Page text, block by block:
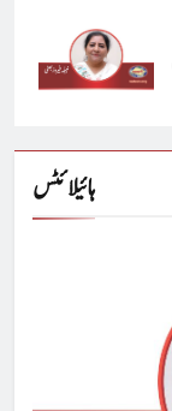
ہائیلائٹس